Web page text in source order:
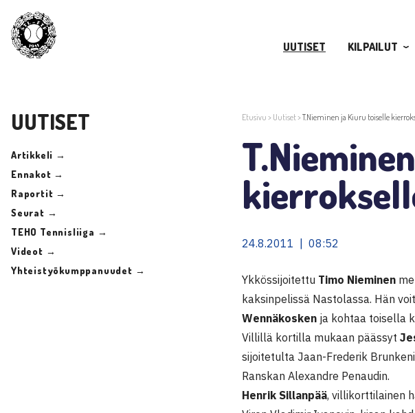
UUTISET
KILPAILUT
UUTISET
Artikkeli →
Ennakot →
Raportit →
Seurat →
TEHO Tennisliiga →
Videot →
Yhteistyökumppanuudet →
Etusivu > Uutiset>T.Nieminen ja Kiuru toiselle
24.8.2011 | 08:52
Ykkössijoitettu Timo Nieminen
kaksinpelissä Nastolassa. Hän
Wennäkosken ja kohtaa toisella
Villillä kortilla mukaan päässyt
sijoitetulta Jaan-Frederik
Ranskan Alexandre Penaudin.
Henrik Sillanpää, villikorttilainen